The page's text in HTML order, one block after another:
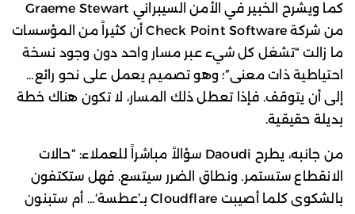
كما ويشرح الخبير في الأمن السيبراني Graeme Stewart
من شركة Check Point Software أن كثيراً من المؤسسات
ما زالت “تشغل كل شيء عبر مسار واحد دون وجود نسخة
احتياطية ذات معنى”؛ وهو تصميم يعمل على نحو رائع…
إلى أن يتوقف. فإذا تعطل ذلك المسار، لا تكون هناك خطة
بديلة حقيقية.
من جانبه، يطرح Daoudi سؤالاً مباشراً للعملاء: “حالات
الانقطاع ستستمر. ونطاق الضرر سيتسع. فهل ستكتفون
بالشكوى كلما أصيبت Cloudflare بـ’عطسة‘… أم ستبنون